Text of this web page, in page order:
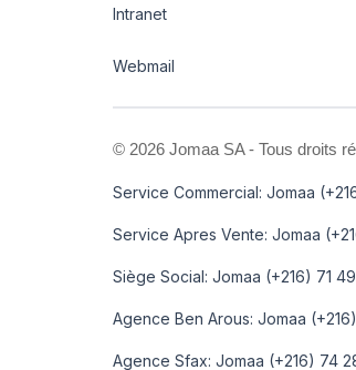
Intranet
Webmail
© 2026 Jomaa SA - Tous droits
Service Commercial: Jomaa
Service Apres Vente: Jomaa
Siège Social: Jomaa (+216) 71
Agence Ben Arous: Jomaa
Agence Sfax: Jomaa (+216) 74